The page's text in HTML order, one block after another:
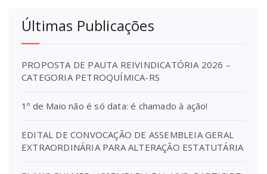
Últimas Publicações
PROPOSTA DE PAUTA REIVINDICATÓRIA 2026 –
CATEGORIA PETROQUÍMICA-RS
1º de Maio não é só data: é chamado à ação!
EDITAL DE CONVOCAÇÃO DE ASSEMBLEIA GERAL
EXTRAORDINÁRIA PARA ALTERAÇÃO ESTATUTÁRIA